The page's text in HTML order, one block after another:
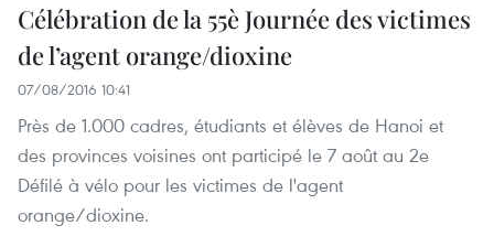
Célébration de la 55è Journée des victimes
de l’agent orange/dioxine
07/08/2016 10:41
Près de 1.000 cadres, étudiants et élèves de Hanoi et
des provinces voisines ont participé le 7 août au 2e
Défilé à vélo pour les victimes de l'agent
orange/dioxine.